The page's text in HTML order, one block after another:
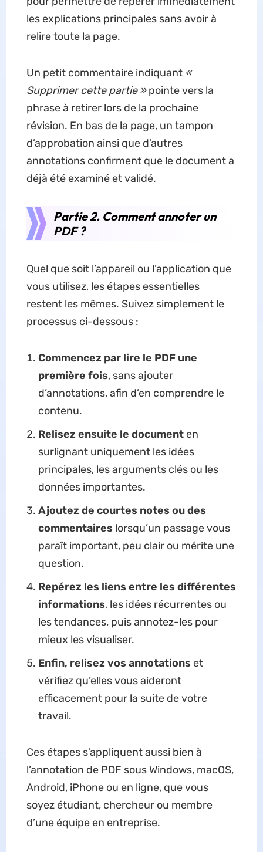
les explications principales sans avoir à
relire toute la page.
Un petit commentaire indiquant «
Supprimer cette partie »pointe vers la
phrase à retirer lors de la prochaine
révision. En bas de la page, un tampon
d’approbation ainsi que d’autres
annotations confirment que le document a
déjà été examiné et validé.
Partie 2. Comment annoter un
PDF ?
Quel que soit l’appareil ou l’application que
vous utilisez, les étapes essentielles
restent les mêmes. Suivez simplement le
processus ci-dessous :
Commencez par lire le PDF une
première fois, sans ajouter
d’annotations, afin d’en comprendre le
contenu.
Relisez ensuite le documenten
surlignant uniquement les idées
principales, les arguments clés ou les
données importantes.
Ajoutez de courtes notes ou des
commentaires lorsqu’un passage vous
paraît important, peu clair ou mérite une
question.
Repérez les liens entre les différentes
informations, les idées récurrentes ou
les tendances, puis annotez-les pour
mieux les visualiser.
Enfin, relisez vos annotations et
vérifiez qu’elles vous aideront
efficacement pour la suite de votre
travail.
Ces étapes s'appliquent aussi bien à
l’annotation de PDF sous Windows, macOS,
Android, iPhone ou en ligne, que vous
soyez étudiant, chercheur ou membre
d’une équipe en entreprise.